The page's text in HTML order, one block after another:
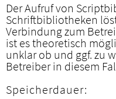
Der Aufruf von
Schriftbibliotheken
Verbindung zum
ist es theoretisch
unklar ob und ggf. zu
Betreiber in diesem
Speicherdauer: